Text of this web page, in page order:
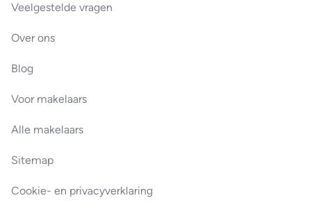
Veelgestelde vragen
Over ons
Blog
Voor makelaars
Alle makelaars
Sitemap
Cookie- en privacyverklaring